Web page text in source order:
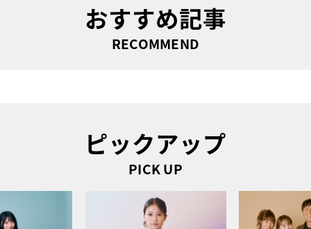
おすすめ記事
RECOMMEND
ピックアップ
PICK UP